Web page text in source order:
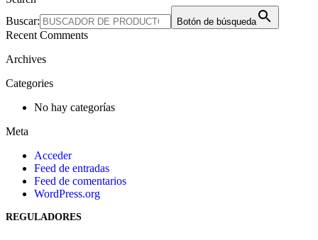
Buscar:
Botón de búsqueda
Recent Comments
Archives
Categories
No hay categorías
Meta
Acceder
Feed de entradas
Feed de comentarios
WordPress.org
REGULADORES